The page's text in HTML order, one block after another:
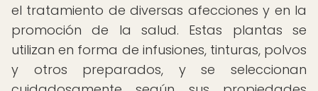
el tratamiento de diversas afecciones y en la
promoción de la salud. Estas plantas se
utilizan en forma de infusiones, tinturas, polvos
y otros preparados, y se seleccionan